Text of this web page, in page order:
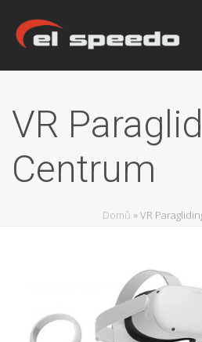
VR
Centrum
Domů »VR